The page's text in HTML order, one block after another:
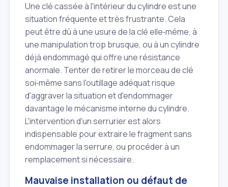
Une clé cassée à l'intérieur du cylindre est une
situation fréquente et très frustrante. Cela
peut être dû à une usure de la clé elle‑même, à
une manipulation trop brusque, ou à un cylindre
déjà endommagé qui offre une résistance
anormale. Tenter de retirer le morceau de clé
soi‑même sans l'outillage adéquat risque
d'aggraver la situation et d'endommager
davantage le mécanisme interne du cylindre.
L'intervention d'un serrurier est alors
indispensable pour extraire le fragment sans
endommager la serrure, ou procéder à un
remplacement si nécessaire.
Mauvaise installation ou défaut de